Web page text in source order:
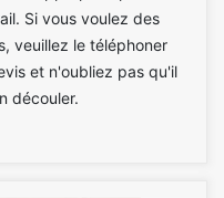
Si vous voulez des
veuillez le téléphoner
et n'oubliez pas qu'il
découler.